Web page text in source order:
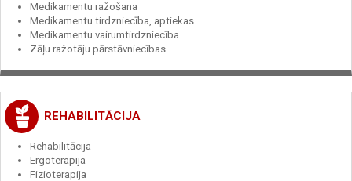
Medikamentu ražošana
Medikamentu tirdzniecība, aptiekas
Medikamentu vairumtirdzniecība
Zāļu ražotāju pārstāvniecības
REHABILITĀCIJA
Rehabilitācija
Ergoterapija
Fizioterapija